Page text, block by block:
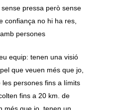
pressa però sense
confiança no hi ha res,
persones
equip: tenen una visió
que veuen més que jo,
persones fins a límits
fins a 20 km. de